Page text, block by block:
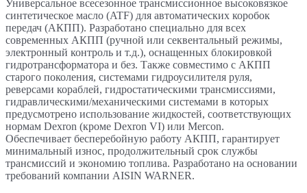
Универсальное всесезонное трансмиссионное высоковязкое
синтетическое масло (ATF) для автоматических коробок
передач (АКПП). Разработано специально для всех
современных АКПП (ручной или секвентальный режимы,
электронный контроль и т.д.), оснащенных блокировкой
гидротрансформатора и без. Также совместимо с АКПП
старого поколения, системами гидроусилителя руля,
реверсами кораблей, гидростатическими трансмиссиями,
гидравлическими/механическими системами в которых
предусмотрено использование жидкостей, соответствующих
нормам Dexron (кроме Dexron VI) или Mercon.
Обеспечивает бесперебойную работу АКПП, гарантирует
минимальный износ, продолжительный срок службы
трансмиссий и экономию топлива. Разработано на основании
требований компании AISIN WARNER.